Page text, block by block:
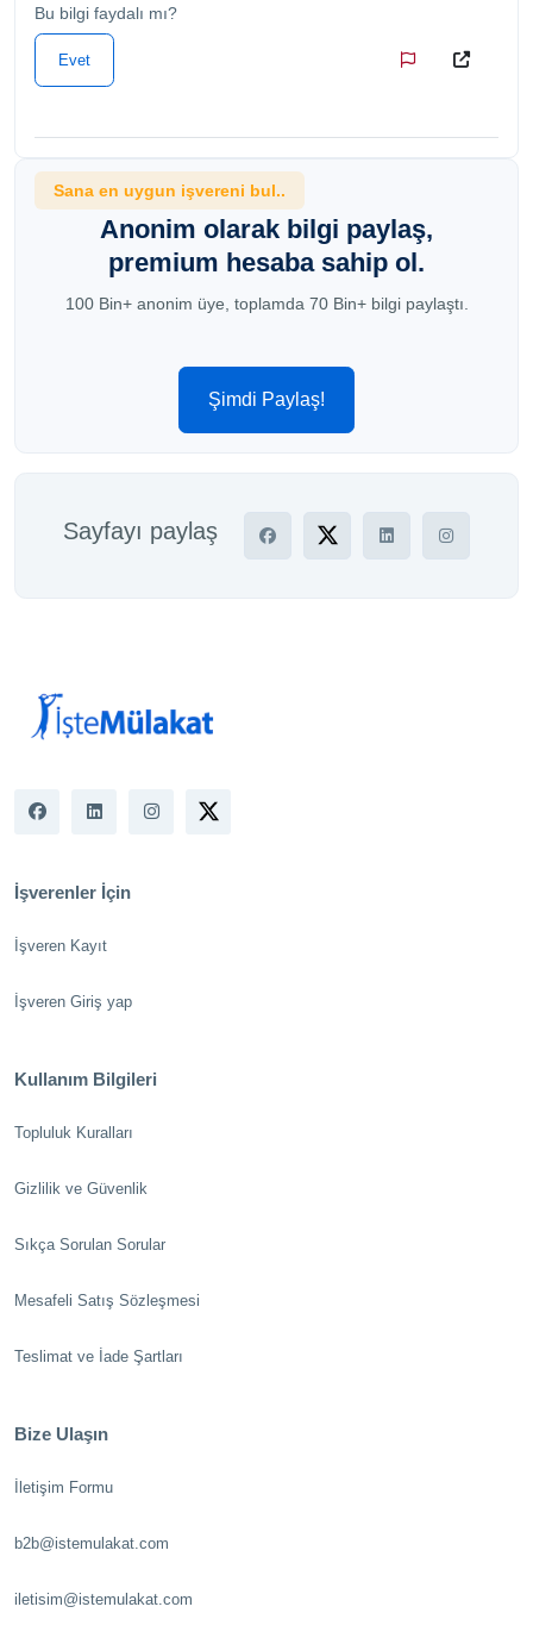
Bu bilgi faydalı mı?
Evet
Sana en uygun işvereni bul..
Anonim olarak bilgi paylaş,
premium hesaba sahip ol.
100 Bin+ anonim üye, toplamda 70 Bin+ bilgi paylaştı.
Şimdi Paylaş!
Sayfayı paylaş
İşverenler İçin
İşveren Kayıt
İşveren Giriş yap
Kullanım Bilgileri
Topluluk Kuralları
Gizlilik ve Güvenlik
Sıkça Sorulan Sorular
Mesafeli Satış Sözleşmesi
Teslimat ve İade Şartları
Bize Ulaşın
İletişim Formu
b2b@istemulakat.com
iletisim@istemulakat.com